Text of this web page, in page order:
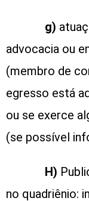
g)
advocacia ou
(membro de
egresso está
ou se exerce
(se possível
H)
no quadriênio: